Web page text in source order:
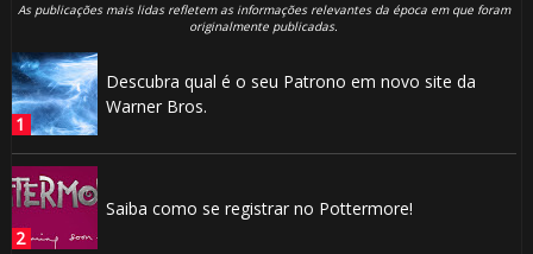
As publicações mais lidas refletem as informações relevantes da época em que foram
originalmente publicadas.
Descubra qual é o seu Patrono em novo site da
Warner Bros.
Saiba como se registrar no Pottermore!